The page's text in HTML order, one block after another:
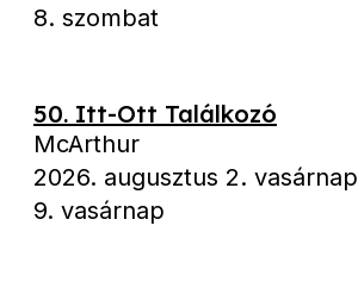
8. szombat
50. Itt-Ott Találkozó
McArthur
2026. augusztus 2. vasárnap
9. vasárnap